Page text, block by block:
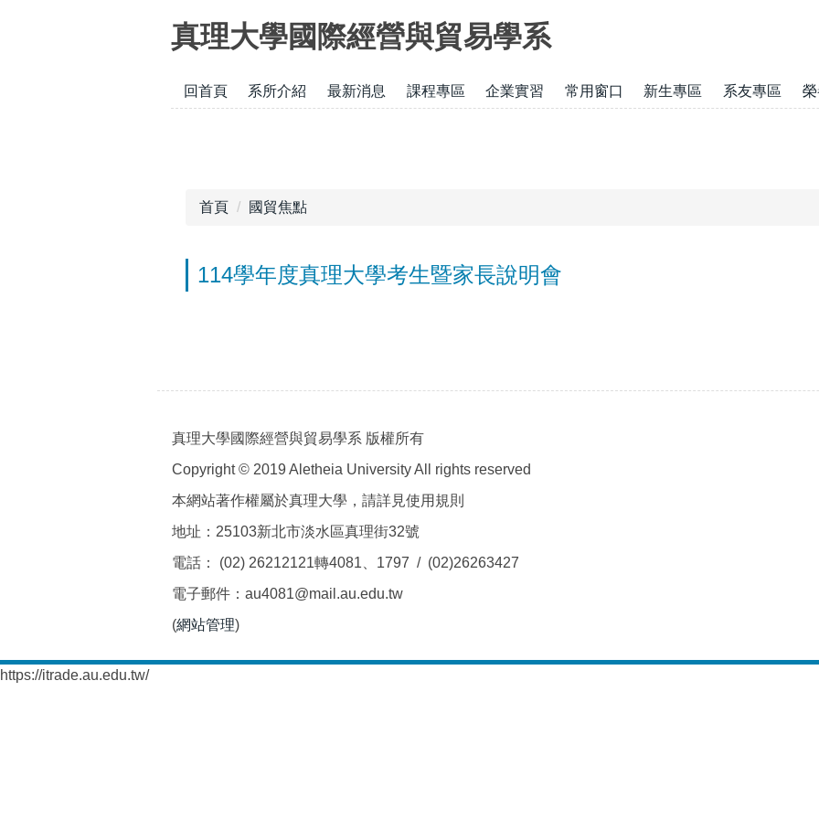
真理大學國際經營與貿易學系
回首頁 系所介紹 最新消息 課程專區 企業實習 常用窗口 新生專區 系友專區
首頁 國貿焦點
114學年度真理大學考生暨家長說明會
真理大學國際經營與貿易學系 版權所有
Copyright © 2019 Aletheia University All rights reserved
本網站著作權屬於真理大學，請詳見使用規則
地址：25103新北市淡水區真理街32號
電話： (02) 26212121轉4081、1797 / (02)26263427
電子郵件：au4081@mail.au.edu.tw
(網站管理)
https://itrade.au.edu.tw/